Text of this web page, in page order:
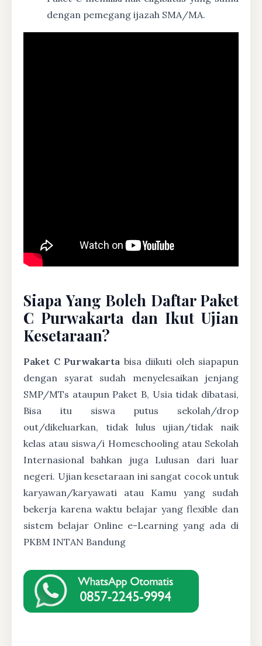
dengan pemegang ijazah SMA/MA.
Siapa Yang Boleh Daftar Paket
C Purwakarta dan Ikut Ujian
Kesetaraan?
Paket C Purwakarta bisa diikuti oleh siapapun
dengan syarat sudah menyelesaikan jenjang
SMP/MTs ataupun Paket B, Usia tidak dibatasi,
Bisa itu siswa putus sekolah/drop
out/dikeluarkan, tidak lulus ujian/tidak naik
kelas atau siswa/i Homeschooling atau Sekolah
Internasional bahkan juga Lulusan dari luar
negeri. Ujian kesetaraan ini sangat cocok untuk
karyawan/karyawati atau Kamu yang sudah
bekerja karena waktu belajar yang flexible dan
sistem belajar Online e-Learning yang ada di
PKBM INTAN Bandung